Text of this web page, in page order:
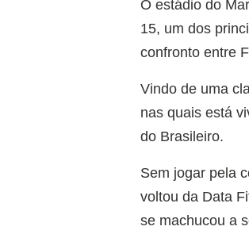
O estádio do
15, um dos
confronto entre
Vindo de uma
nas quais está
do Brasileiro.
Sem jogar pela
voltou da Data
se machucou a